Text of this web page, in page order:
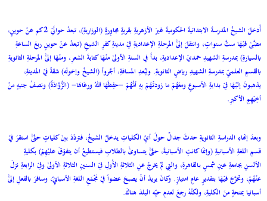
أُدخلَ الشيخُ المدرسةَ الابتدائيةَ الحكوميةَ غيرَ الأزهريةِ بقريةٍ مجاوِرةٍ (الوزاريةِ)، تبعدُ حوالَيْ 2كم عنْ حوينٍ،
مضَّىٰ فيْهَا ستَّ سنواتٍ، وانتقلَ إلىٰٰ المرحلةِ الإعداديةِ فيْ مدينةِ كفرِ الشيخِ (تبعدُ عنْ حوينٍ ربعَ الساعةِ
بالسيارةِ) بمدرسةِ الشهيدِ حمديْ الإعداديةِ، بدأَ في السنةِ الأولىٰ منْهَا كتابةَ الشعرِ، ومنْهَا إلىٰٰ المرحلةِ الثانويةِ
بالقسمِ العلميِّ بمدرسةِ الشهيدِ رياضٍ الثانويةِ. ولِبُعدِ المسافةِ، أجَّرواْ (الشيخُ وإخوتُه) شقةً فيْ المدينةِ،
يذهبونَ إليْهَا فيْ بدايةِ الأسبوعِ ومعَهُمْ ما زودتْهُمْ بِهِ أمُّهُمْ -حفِظَهَا اللهُ ورعَاهَا- (الزُّوَّادَةُ) ونصفُ جنيهٍ منْ
أخِيْهِمِ الأكبرِ.
وبعدَ إنهاءِ الدراسةِ الثانويةِ حدثَ جدالٌ حولَ أيِّ الكلياتِ يدخلُ الشيخُ، فتردّدَ بينَ كلياتٍ حتَّىٰٰ استقرَ فيْ
قسمِ اللغةِ الأسبانيةِ (وإنمَا كانتِ الأسبانيةَ، حتَّىٰٰ يتساوىٰٰ بالطلابِ فيستطيعُ أن يتفوّقَ عليْهِمْ) بكليةِ
الألسنِ بجامعةِ عينِ شمسٍ بـالقاهرةِ، والتِي لمْ يخرجْ عنِ الثلاثةِ الأُولِ فيْ السنينِ الثلاثةِ الأولىٰ وفيْ الرابعةِ نزلَ
عنْهُمْ، وتخرَّجَ فيْهَا بتقديرٍ عامٍ امتيازٍ. وكانَ يريدُ أنْ يصبحَ عضواً فيْ مَجْمَعِ اللغةِ الأسبانيِّ، وسافرَ بالفعلِ إلىٰٰ
أسبانيا بمنحةٍ منَ الكليةِ، ولكنَّهُ رجعَ لعدمِ حبِّه البلدَ هناكَ.